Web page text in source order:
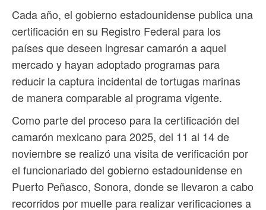
Cada año, el gobierno estadounidense publica una
certificación en su Registro Federal para los
países que deseen ingresar camarón a aquel
mercado y hayan adoptado programas para
reducir la captura incidental de tortugas marinas
de manera comparable al programa vigente.
Como parte del proceso para la certificación del
camarón mexicano para 2025, del 11 al 14 de
noviembre se realizó una visita de verificación por
el funcionariado del gobierno estadounidense en
Puerto Peñasco, Sonora, donde se llevaron a cabo
recorridos por muelle para realizar verificaciones a